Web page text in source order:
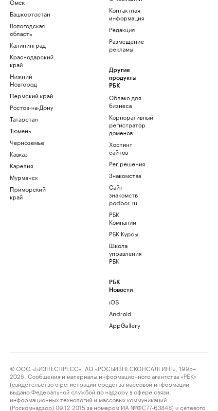
Башкортостан
Вологодская
область
Калининград
Краснодарский
край
Нижний
Новгород
Пермский край
Ростов-на-Дону
Татарстан
Тюмень
Черноземье
Кавказ
Карелия
Мурманск
Приморский
край
Контактная
информация
Редакция
Размещение
рекламы
Другие
продукты
РБК
Облако для
бизнеса
Корпоративный
регистратор
доменов
Хостинг
сайтов
Рег.решения
Знакомства
Сайт
знакомств
podbor.ru
РБК
Компании
РБК Курсы
Школа
управления
РБК
РБК
Новости
iOS
Android
AppGallery
© ООО «БИЗНЕСПРЕСС», АО «РОСБИЗНЕСКОНСАЛТИНГ», 1995–
2026. Сообщения и материалы информационного агентства «РБК»
(свидетельство о регистрации средства массовой информации
выдано Федеральной службой по надзору в сфере связи,
информационных технологий и массовых коммуникаций
(Роскомнадзор) 09.12.2015 за номером ИА №ФС77-63848) и сетевого